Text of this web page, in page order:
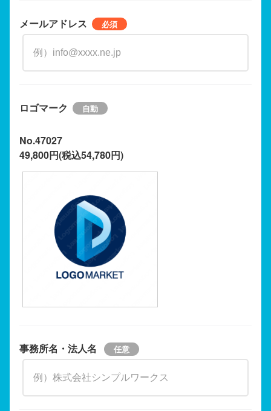
メールアドレス
ロゴマーク
No.47027
49,800円(税込54,780円)
事務所名・法人名